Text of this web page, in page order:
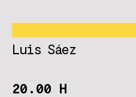
Luis Sáez
20.00 H